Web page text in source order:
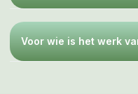
Voor wie is het werk